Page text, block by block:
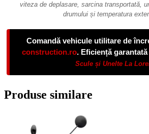
viteza de deplasare, sarcina transportată,
drumului și temperatura
Comandă vehicule utilitare de
construction.ro. Eficiență
Scule și Unelte La
Produse similare